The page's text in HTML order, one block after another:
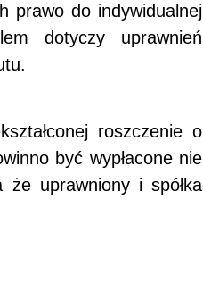
prawo do indywidualnej
dotyczy uprawnień
roszczenie o
być wypłacone nie
uprawniony i spółka